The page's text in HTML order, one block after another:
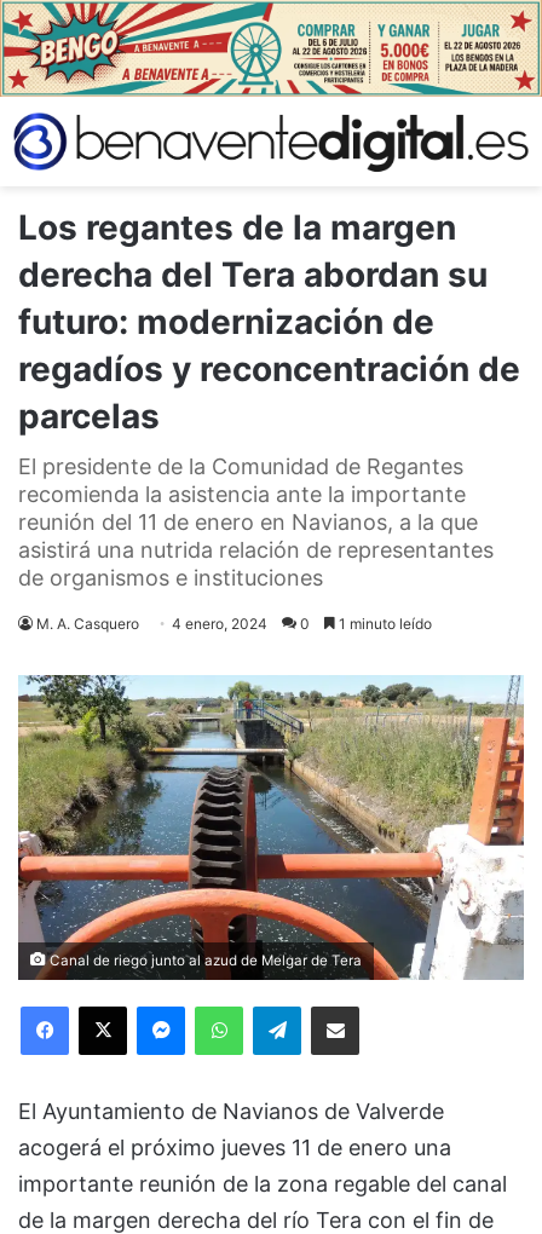
Los regantes de la margen
derecha del Tera abordan su
futuro: modernización de
regadíos y reconcentración de
parcelas
El presidente de la Comunidad de Regantes
recomienda la asistencia ante la importante
reunión del 11 de enero en Navianos, a la que
asistirá una nutrida relación de representantes
de organismos e instituciones
M. A. Casquero 4 enero, 2024 0 1 minuto leído
Canal de riego junto al azud de Melgar de Tera
Facebook
X MessengerWhatsAppTelegramCompartir via Email
El Ayuntamiento de Navianos de Valverde
acogerá el próximo jueves 11 de enero una
importante reunión de la zona regable del canal
de la margen derecha del río Tera con el fin de